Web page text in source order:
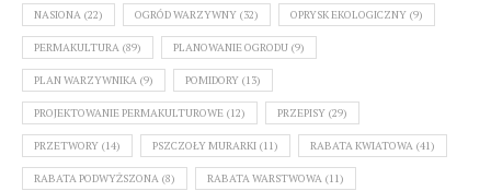
NASIONA (22) OGRÓD WARZYWNY (32) OPRYSK EKOLOGICZNY (9)
PERMAKULTURA (89) PLANOWANIE OGRODU (9)
PLAN WARZYWNIKA (9) POMIDORY (13)
PROJEKTOWANIE PERMAKULTUROWE (12) PRZEPISY (29)
PRZETWORY (14) PSZCZOŁY MURARKI (11) RABATA KWIATOWA (41)
RABATA PODWYŻSZONA (8) RABATA WARSTWOWA (11)